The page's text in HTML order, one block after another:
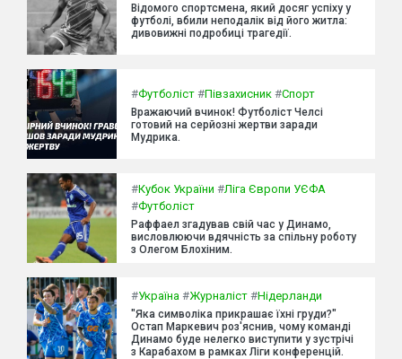
Відомого спортсмена, який досяг успіху у
футболі, вбили неподалік від його житла:
дивовижні подробиці трагедії.
#Футболіст #Півзахисник #Спорт
Вражаючий вчинок! Футболіст Челсі
готовий на серйозні жертви заради
Мудрика.
#Кубок України #Ліга Європи УЄФА
#Футболіст
Раффаел згадував свій час у Динамо,
висловлюючи вдячність за спільну роботу
з Олегом Блохіним.
#Україна #Журналіст #Нідерланди
"Яка символіка прикрашає їхні груди?"
Остап Маркевич роз'яснив, чому команді
Динамо буде нелегко виступити у зустрічі
з Карабахом в рамках Ліги конференцій.